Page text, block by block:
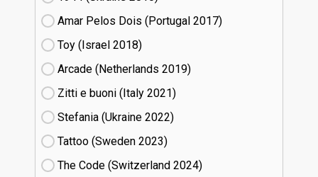
Amar Pelos Dois (Portugal
17)
Toy (Israel
18)
Arcade (Netherlands
19)
Zitti e buoni​ (Italy
21)
Stefania (Ukraine
22)
Tattoo (Sweden
23)
The Code (Switzerland
24)